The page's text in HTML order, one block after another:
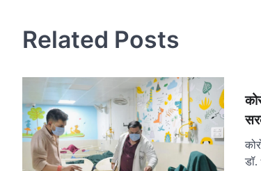
Related Posts
डॉ.